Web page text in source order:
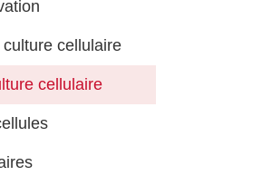
cellulaire
cellulaire